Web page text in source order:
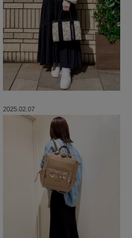
2025.02.07